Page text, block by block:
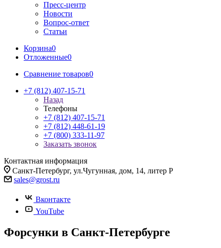
Пресс-центр
Новости
Вопрос-ответ
Статьи
Корзина0
Отложенные0
Сравнение товаров0
+7 (812) 407-15-71
Назад
Телефоны
+7 (812) 407-15-71
+7 (812) 448-61-19
+7 (800) 333-11-97
Заказать звонок
Контактная информация
Санкт-Петербург, ул.Чугунная, дом, 14, литер Р
sales@grost.ru
Вконтакте
YouTube
Форсунки в Санкт-Петербурге